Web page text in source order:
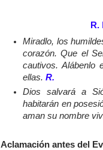
R.
Miradlo, los
corazón. Que el
cautivos.
ellas.R.
Dios salvará a
habitarán en
aman su nombre
Aclamación antes del